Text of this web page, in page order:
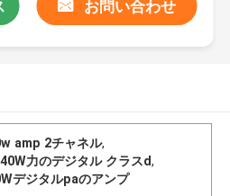
お問い合わせ
amp 2チャネル,
力のデジタル クラスd,
デジタルpaのアンプ